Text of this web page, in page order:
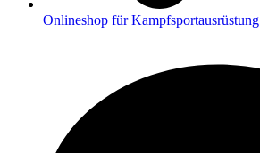
Onlineshop für Kampfsportausrüstung